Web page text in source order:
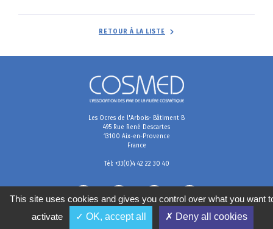
RETOUR À LA LISTE
Les Ocres de l'Arbois- Bâtiment B
495 Rue René Descartes
13100 Aix-en-Provence
France
Tél: +33(0)4 42 22 30 40
This site uses cookies and gives you control over what you want
activate
✓ OK, accept all ✗ Deny all cookies